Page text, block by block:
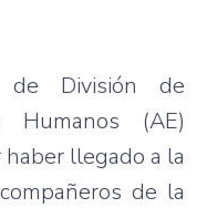
de División de
Humanos (AE)
llegado a la
de la